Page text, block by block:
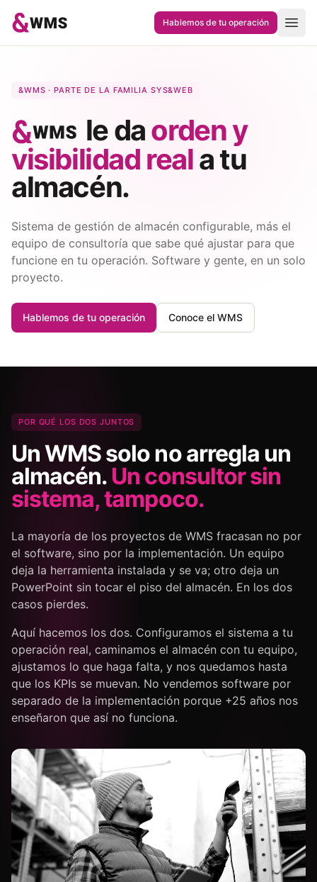
Hablemos de tu operación
&WMS · PARTE DE LA FAMILIA SYS&WEB
le daorden y
visibilidad reala tu
almacén.
Sistema de gestión de almacén configurable, más el
equipo de consultoría que sabe qué ajustar para que
funcione en tu operación. Software y gente, en un solo
proyecto.
Hablemos de tu operación Conoce el WMS
POR QUÉ LOS DOS JUNTOS
Un WMS solo no arregla un
almacén. Un consultor sin
sistema, tampoco.
La mayoría de los proyectos de WMS fracasan no por
el software, sino por la implementación. Un equipo
deja la herramienta instalada y se va; otro deja un
PowerPoint sin tocar el piso del almacén. En los dos
casos pierdes.
Aquí hacemos los dos. Configuramos el sistema a tu
operación real, caminamos el almacén con tu equipo,
ajustamos lo que haga falta, y nos quedamos hasta
que los KPIs se muevan. No vendemos software por
separado de la implementación porque +25 años nos
enseñaron que así no funciona.